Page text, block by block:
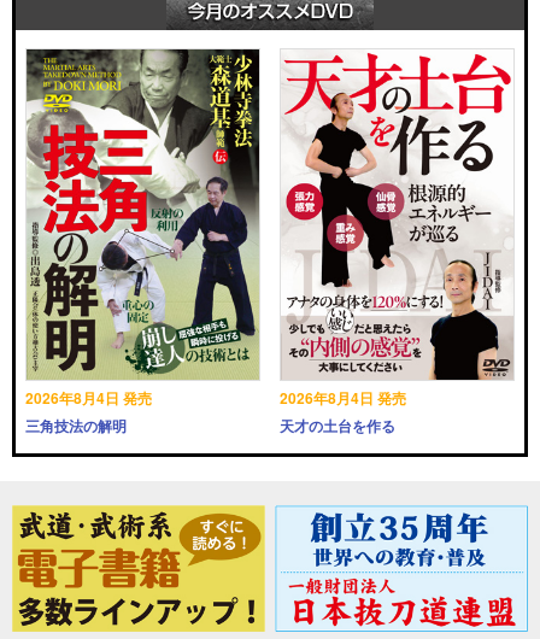
2026年8月4日 発売
三角技法の解明
2026年8月4日 発売
天才の土台を作る